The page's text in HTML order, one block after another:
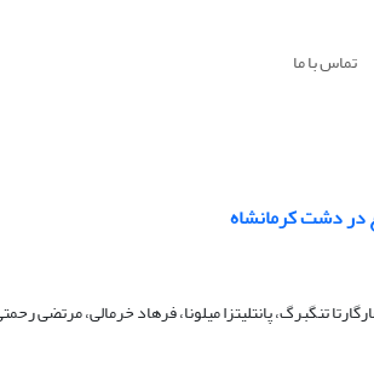
تماس با ما
در دشت کرمانشاه
تنگبرگ، پانتلیتزا میلونا، فرهاد خرمالی، مرتضی